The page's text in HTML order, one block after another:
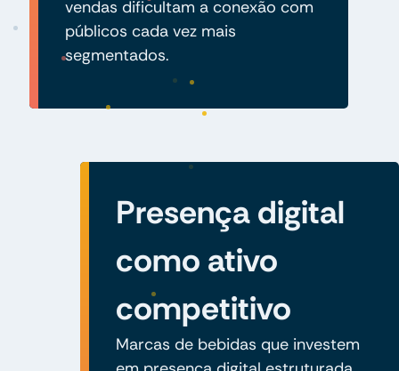
vendas dificultam a conexão com
públicos cada vez mais
segmentados.
Presença digital
como ativo
competitivo
Marcas de bebidas que investem